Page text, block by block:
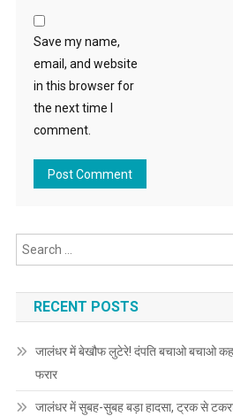
Save my name,
email, and website
in this browser for
the next time I
comment.
RECENT POSTS
जालंधर में बेखौफ लुटेरे! दंपति बचाओ बचाओ
फरार
जालंधर में सुबह-सुबह बड़ा हादसा, ट्रक से